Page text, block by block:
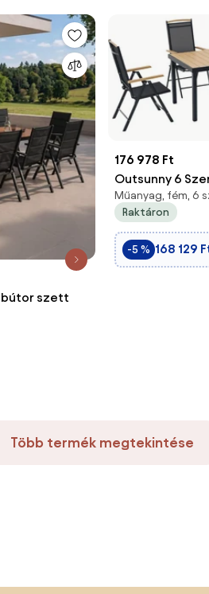
bútor szett
176 978 Ft
Outsunny 6
és Állítható
Asztal, 7
Téglalap Alakú
Aosom
Műanyag, fém, 6
Raktáron
-5 % 168 129
Több termék megtekintése